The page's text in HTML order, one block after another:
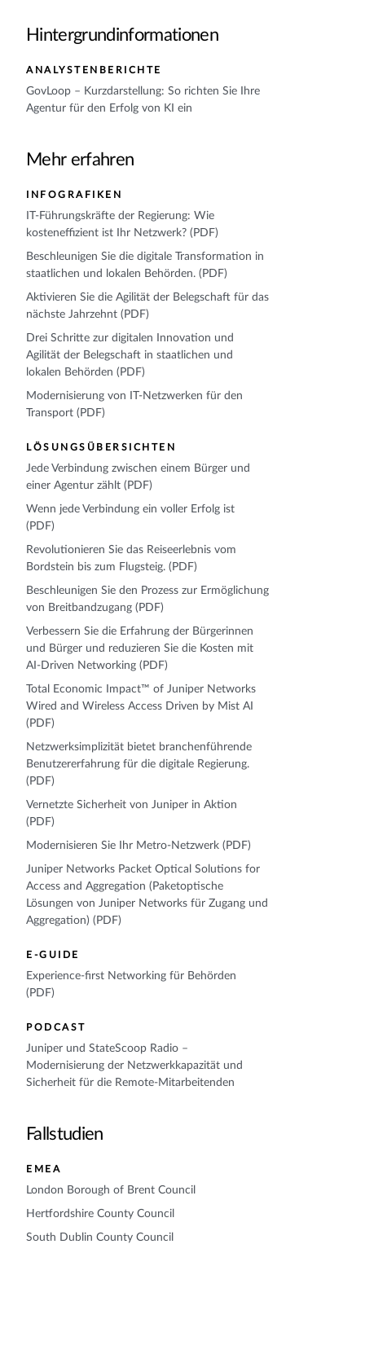
Hintergrundinformationen
ANALYSTENBERICHTE
GovLoop – Kurzdarstellung: So richten Sie Ihre
Agentur für den Erfolg von KI ein
Mehr erfahren
INFOGRAFIKEN
IT-Führungskräfte der Regierung: Wie
kosteneffizient ist Ihr Netzwerk? (PDF)
Beschleunigen Sie die digitale Transformation in
staatlichen und lokalen Behörden. (PDF)
Aktivieren Sie die Agilität der Belegschaft für das
nächste Jahrzehnt (PDF)
Drei Schritte zur digitalen Innovation und
Agilität der Belegschaft in staatlichen und
lokalen Behörden (PDF)
Modernisierung von IT-Netzwerken für den
Transport (PDF)
LÖSUNGSÜBERSICHTEN
Jede Verbindung zwischen einem Bürger und
einer Agentur zählt (PDF)
Wenn jede Verbindung ein voller Erfolg ist
(PDF)
Revolutionieren Sie das Reiseerlebnis vom
Bordstein bis zum Flugsteig. (PDF)
Beschleunigen Sie den Prozess zur Ermöglichung
von Breitbandzugang (PDF)
Verbessern Sie die Erfahrung der Bürgerinnen
und Bürger und reduzieren Sie die Kosten mit
AI-Driven Networking (PDF)
Total Economic Impact™ of Juniper Networks
Wired and Wireless Access Driven by Mist AI
(PDF)
Netzwerksimplizität bietet branchenführende
Benutzererfahrung für die digitale Regierung.
(PDF)
Vernetzte Sicherheit von Juniper in Aktion
(PDF)
Modernisieren Sie Ihr Metro-Netzwerk (PDF)
Juniper Networks Packet Optical Solutions for
Access and Aggregation (Paketoptische
Lösungen von Juniper Networks für Zugang und
Aggregation) (PDF)
E-GUIDE
Experience-first Networking für Behörden
(PDF)
PODCAST
Juniper und StateScoop Radio –
Modernisierung der Netzwerkkapazität und
Sicherheit für die Remote-Mitarbeitenden
Fallstudien
EMEA
London Borough of Brent Council
Hertfordshire County Council
South Dublin County Council